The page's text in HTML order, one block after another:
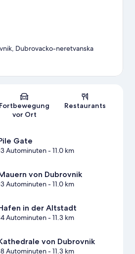
Dubrovacko-neretvanska
Fortbewegung
vor Ort
Restaurants
Gate
Autominuten- 11.0 km
von Dubrovnik
Autominuten- 11.0 km
in der Altstadt
Autominuten- 11.3 km
von Dubrovnik
Autominuten- 11.3 km